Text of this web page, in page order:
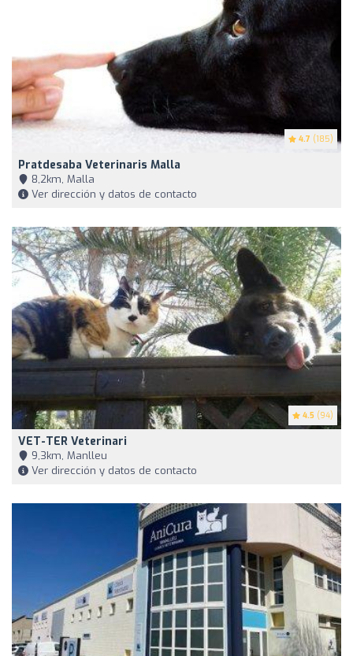
4.7 (185)
Pratdesaba Veterinaris Malla
8,2km, Malla
Ver dirección y datos de contacto
4.5 (94)
VET-TER Veterinari
9,3km, Manlleu
Ver dirección y datos de contacto